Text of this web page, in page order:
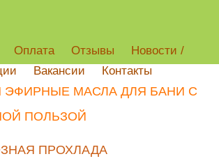
Оплата Отзывы
Новости /
Вакансии Контакты
ЭФИРНЫЕ МАСЛА ДЛЯ БАНИ С
ПОЛЬЗОЙ
ПРОХЛАДА